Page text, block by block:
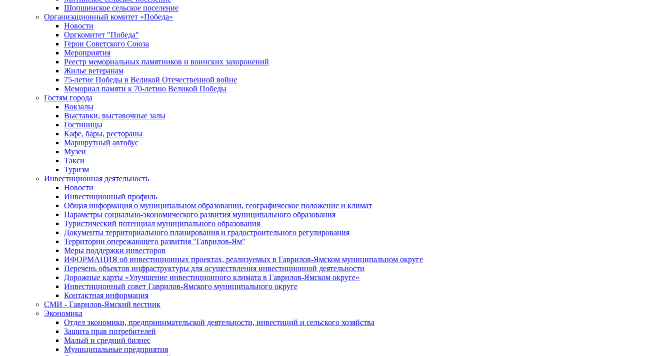
Шопшинское сельское поселение
Организационный комитет «Победа»
Новости
Оргкомитет "Победа"
Герои Советского Союза
Мероприятия
Реестр мемориальных памятников и воинских захоронений
Жилье ветеранам
75-летие Победы в Великой Отечественной войне
Мемориал памяти к 70-летию Великой Победы
Гостям города
Вокзалы
Выставки, выставочные залы
Гостиницы
Кафе, бары, рестораны
Маршрутный автобус
Музеи
Такси
Туризм
Инвестиционная деятельность
Новости
Инвестиционный профиль
Общая информация о муниципальном образовании, географическое положение и климат
Параметры социально-экономического развития муниципального образования
Туристический потенциал муниципального образования
Документы территориального планирования и градостроительного регулирования
Территории опережающего развития "Гаврилов-Ям"
Меры поддержки инвесторов
ИФОРМАЦИЯ об инвестиционных проектах, реализуемых в Гаврилов-Ямском муниципальном округе
Перечень объектов инфраструктуры для осуществления инвестиционной деятельности
Дорожные карты «Улучшение инвестиционного климата в Гаврилов-Ямском округе»
Инвестиционный совет Гаврилов-Ямского муниципального округе
Контактная информация
СМИ - Гаврилов-Ямский вестник
Экономика
Отдел экономики, предпринимательской деятельности, инвестиций и сельского хозяйства
Защита прав потребителей
Малый и средний бизнес
Муниципальные предприятия